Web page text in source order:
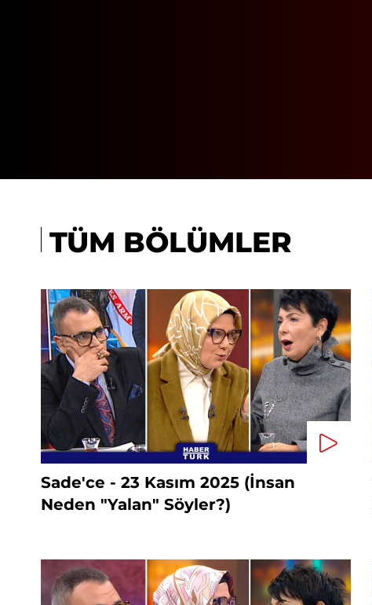
TÜM BÖLÜMLER
Sade'ce - 23 Kasım 2025 (İnsan
Neden "Yalan" Söyler?)